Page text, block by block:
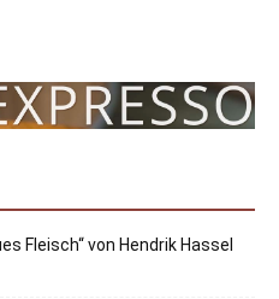
Fleisch“ von Hendrik Hassel